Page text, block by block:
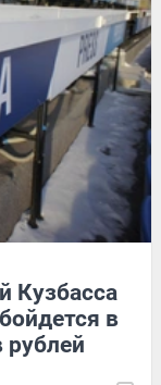
Кузбасса
в
рублей